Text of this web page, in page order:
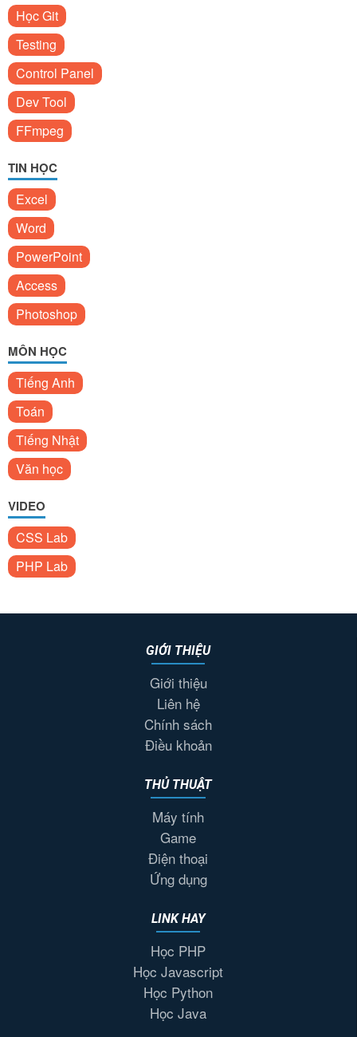
Học Git
Testing
Control Panel
Dev Tool
FFmpeg
TIN HỌC
Excel
Word
PowerPoint
Access
Photoshop
MÔN HỌC
Tiếng Anh
Toán
Tiếng Nhật
Văn học
VIDEO
CSS Lab
PHP Lab
GIỚI THIỆU
Giới thiệu
Liên hệ
Chính sách
Điều khoản
THỦ THUẬT
Máy tính
Game
Điện thoại
Ứng dụng
LINK HAY
Học PHP
Học Javascript
Học Python
Học Java